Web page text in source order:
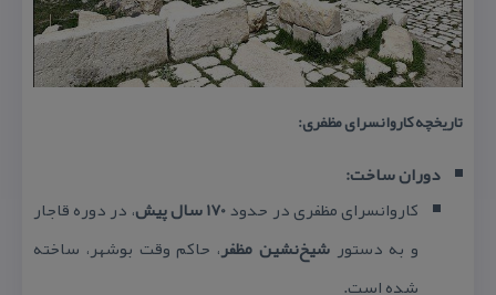
تاریخچه كاروانسرای مظفری:
دوران ساخت:
كاروانسرای مظفری در حدود170 سال پیش
، در دوره قاجار
و به دستورشیخ‌نشین مظفر، حاكم وقت بوشهر، ساخته
شده است.